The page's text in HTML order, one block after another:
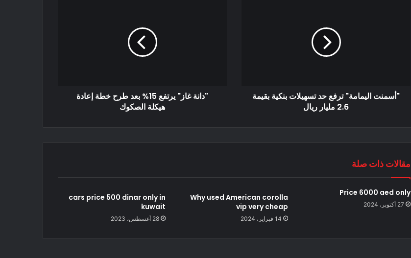
"أسمنت اليمامة" ترفع حد تسهيلات بنكية بقيمة
2.6 مليار ريال
"دانة غاز" يرتفع 15% بعد طرح خطة إعادة
هيكلة الصكوك
مقالات ذات صلة
Price 6000 aed only
27 أكتوبر، 2024
Why used American corolla
vip very cheap
14 فبراير، 2024
cars price 500 dinar only in
kuwait
28 أغسطس، 2023